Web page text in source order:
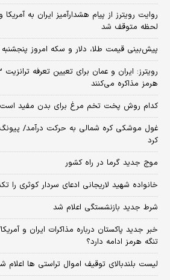
روایت رویترز از پیام هشدارآمیز ایران به
لحظه متوقف شد
پیش‌بینی قیمت طلا، دلار و سکه امروز پنجشنبه ۱۵ مرداد ۱۴۰۵
هرمز مذاکره می‌کنند
کدام روش پخت تخم مرغ برای بدن مفید
غول موشکی کره شمالی به حرکت درآمد/
کرد
موج جدید گرما در راه کشور
خانواده شهید لاریجانی ادعای سردار کوثری را
شرط جدید بازنشستگی اعلام شد
خبر جدید پاکستان درباره مذاکرات ایران و
تنگه هرمز ادامه دارد؟
لیست بلندبالای توقیف اموال تراستی ها اعلام